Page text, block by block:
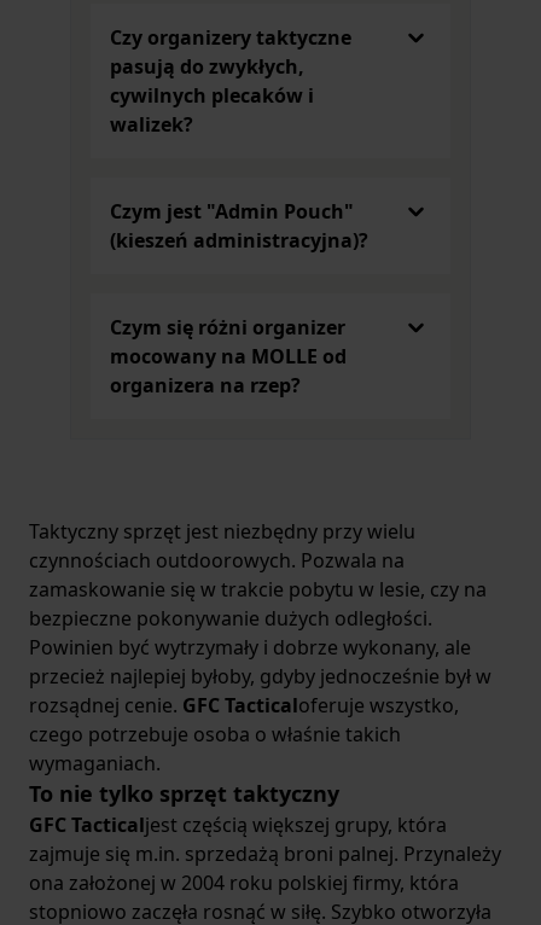
wielu rzeczy w jednym dużym bagażu nie ułatwia
ich znalezienia. A szybkie sięgniecie po nie w
sytuacji awaryjnej może być niemożliwe. Dlatego
wielu doświadczonych bushcraftowców
Dlaczego warto korzystać z organizera?
Nie jest łatwo przechować każdy element
ekwipunku i mieć do niego natychmiastowy
i odpowiednie rozmieszczenie pozwalają na reakcję
w odpowiednim czasie. Do tego właśnie przyda Ci
organizer survivalowy
. Nie zajmuje on zbyt
wiele miejsca, a zapewnia komfort i porządek. Z
latarki będzie maksymalnie ułatwiony i szybki.
Przeszukiwanie bagażu w poszukiwaniu ołówka
może być kłopotliwe. Tracisz również czas i siły. Gdy
zapada zmrok i szukasz latarki, łatwiej jest po nią
sięgnąć, gdy masz przy sobieorganizer terenowy
Wtedy nie musisz nawet spuszczać wzroku z trasy,
na której jesteś. Szybko znajdziesz ją, bo masz przy
sobie
organizer survivalowy . Możesz w nim
zmieścić również notes i ołówek, zapewniając sobie
komfort pisania. Twoje wycieczki staną się wtedy
bardziej zorganizowane, a Ty sam będziesz czerpał
z nich maksimum przyjemności i frajdy.
Jak zbudowane są organizery?
Konstrukcja organizerów terenowych jest bardzo
Czy organizery taktyczne
pasują do zwykłych,
cywilnych plecaków i
walizek?
Czym jest "Admin Pouch"
(kieszeń administracyjna)?
Czym się różni organizer
mocowany na MOLLE od
organizera na rzep?
Taktyczny sprzęt jest niezbędny przy wielu
czynnościach outdoorowych. Pozwala na
zamaskowanie się w trakcie pobytu w lesie, czy na
bezpieczne pokonywanie dużych odległości.
Powinien być wytrzymały i dobrze wykonany, ale
przecież najlepiej byłoby, gdyby jednocześnie był w
rozsądnej cenie. GFC Tacticaloferuje wszystko,
czego potrzebuje osoba o właśnie takich
wymaganiach.
To nie tylko sprzęt taktyczny
GFC Tacticaljest częścią większej grupy, która
zajmuje się m.in. sprzedażą broni palnej. Przynależy
ona założonej w 2004 roku polskiej firmy, która
stopniowo zaczęła rosnąć w siłę. Szybko otworzyła